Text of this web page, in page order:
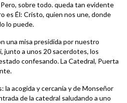
sobre todo. queda tan evidente
es Él: Cristo, quien nos une, donde
lo puede.
una misa presidida por nuestro
junto a unos 20 sacerdotes, los
confesando. La Catedral, Puerta
la acogida y cercanía y de Monseñor
de la catedral saludando a uno